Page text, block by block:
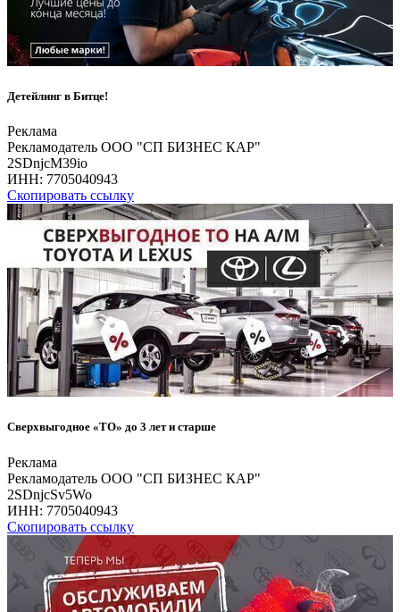
Детейлинг в Битце!
Реклама
Рекламодатель ООО "СП БИЗНЕС КАР"
2SDnjcM39io
ИНН: 7705040943
Скопировать ссылку
Сверхвыгодное «ТО» до 3 лет и старше
Реклама
Рекламодатель ООО "СП БИЗНЕС КАР"
2SDnjcSv5Wo
ИНН: 7705040943
Скопировать ссылку